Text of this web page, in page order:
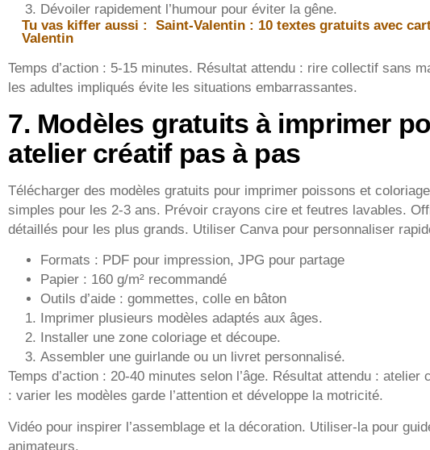
Dévoiler rapidement l’humour pour éviter la gêne.
Tu vas kiffer aussi :
Saint-Valentin : 10 textes gratuits avec
Valentin
Temps d’action : 5-15 minutes. Résultat attendu : rire collectif sans
les adultes impliqués évite les situations embarrassantes.
7. Modèles gratuits à imprimer
atelier créatif pas à pas
Télécharger des modèles gratuits pour imprimer poissons et
simples pour les 2-3 ans. Prévoir crayons cire et feutres lavables.
détaillés pour les plus grands. Utiliser Canva pour personnaliser
Formats : PDF pour impression, JPG pour partage
Papier : 160 g/m² recommandé
Outils d’aide : gommettes, colle en bâton
Imprimer plusieurs modèles adaptés aux âges.
Installer une zone coloriage et découpe.
Assembler une guirlande ou un livret personnalisé.
Temps d’action : 20-40 minutes selon l’âge. Résultat attendu :
: varier les modèles garde l’attention et développe la motricité.
Vidéo pour inspirer l’assemblage et la décoration. Utiliser-la pour
animateurs.